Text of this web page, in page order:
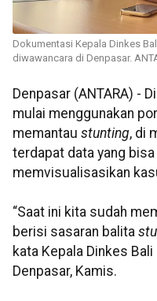
Dokumentasi Kepala Dinkes
diwawancara di Denpasar.
Denpasar (ANTARA) -
mulai menggunakan
memantau stunting, di
terdapat data yang
memvisualisasikan
“Saat ini kita sudah
berisi sasaran balita
kata Kepala Dinkes
Denpasar, Kamis.